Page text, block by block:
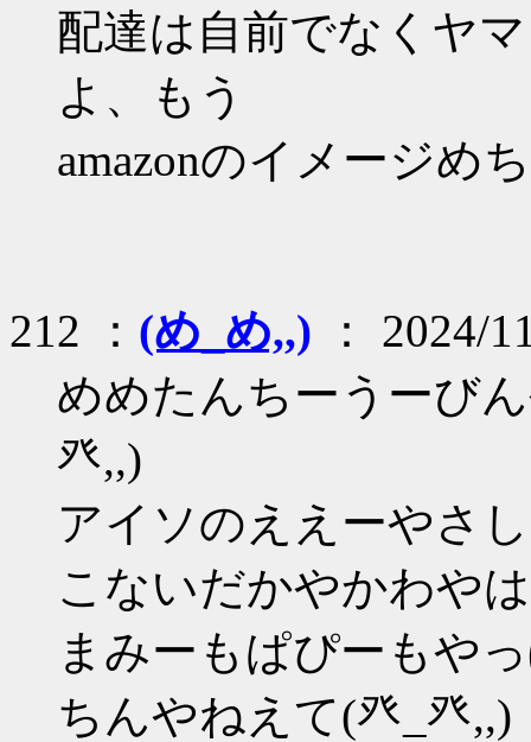
配達は自前でなくヤ
よ、もう
amazonのイメージめ
212 ： (め_め,,) ： 2024/
めめたんちーうーび
癶,,)
アイソのええーやさ
こないだかやかわや
まみーもぱぴーもや
ちんやねえて(癶_癶,,)